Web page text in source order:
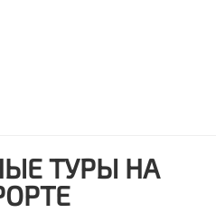
ТУРЫ НА